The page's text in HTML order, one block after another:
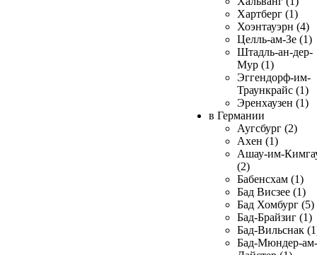
Хартберг (1)
Хоэнтауэрн (4)
Целль-ам-Зе (1)
Штадль-ан-дер-
Мур (1)
Эггендорф-им-
Траункрайс (1)
Эренхаузен (1)
в Германии
Аугсбург (2)
Ахен (1)
Ашау-им-
(2)
Бабенсхам (1)
Бад Висзее (1)
Бад Хомбург (5)
Бад-Брайзиг (1)
Бад-Вильснак
Бад-Мюндер-ам-